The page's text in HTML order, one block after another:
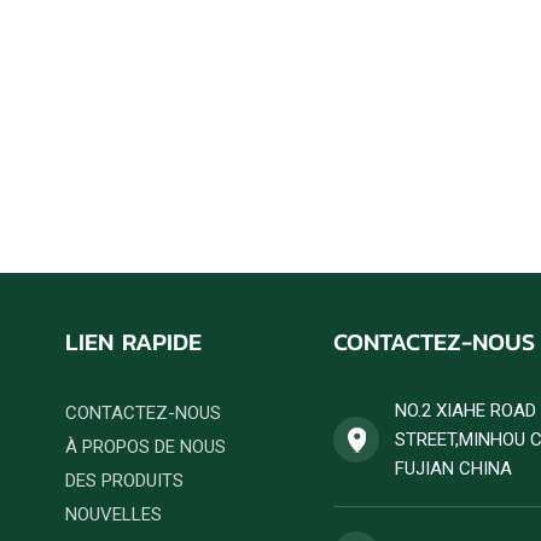
LIEN RAPIDE
CONTACTEZ-NOUS
À PROPOS DE NOUS
DES PRODUITS
NOUVELLES
CONTACTEZ-NOUS
NO.2 XIAHE
STREET,MINHOU
FUJIAN CHINA